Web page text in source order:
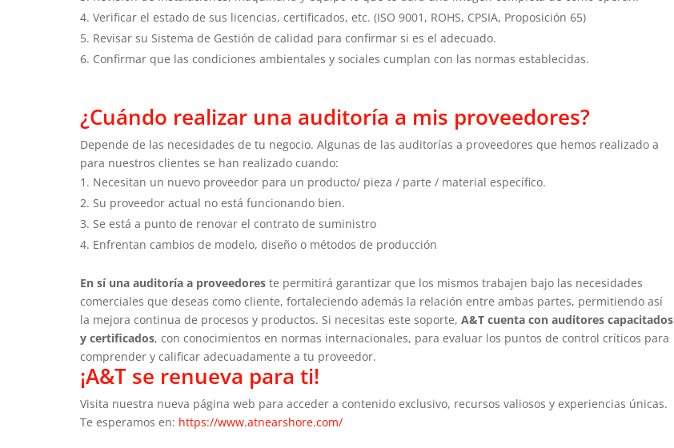
Verificar el estado de sus licencias, certificados, etc. (ISO 9001, ROHS, CPSIA, Proposición 65)
Revisar su Sistema de Gestión de calidad para confirmar si es el adecuado.
Confirmar que las condiciones ambientales y sociales cumplan con las normas establecidas.
¿Cuándo realizar una auditoría a mis proveedores?
Depende de las necesidades de tu negocio. Algunas de las auditorías a proveedores que hemos realizado a
para nuestros clientes se han realizado cuando:
Necesitan un nuevo proveedor para un producto/ pieza / parte / material específico.
Su proveedor actual no está funcionando bien.
Se está a punto de renovar el contrato de suministro
Enfrentan cambios de modelo, diseño o métodos de producción
En sí una auditoría a proveedores te permitirá garantizar que los mismos trabajen bajo las necesidades
comerciales que deseas como cliente, fortaleciendo además la relación entre ambas partes, permitiendo así
la mejora continua de procesos y productos. Si necesitas este soporte, A&T cuenta con auditores capacitados
y certificados, con conocimientos en normas internacionales, para evaluar los puntos de control críticos para
comprender y calificar adecuadamente a tu proveedor.
¡A&T se renueva para ti!
Visita nuestra nueva página web para acceder a contenido exclusivo, recursos valiosos y experiencias únicas.
Te esperamos en: https://www.atnearshore.com/